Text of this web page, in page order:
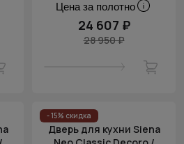
Цена за полотно
24 607 ₽
28 950 ₽
- 15% скидка
Дверь для кухни Siena